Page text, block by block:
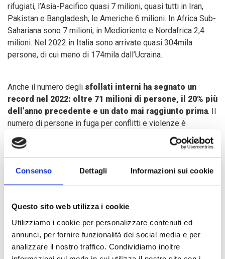
Consenso Dettagli Informazioni sui cookie
Questo sito web utilizza i cookie
Utilizziamo i cookie per personalizzare contenuti ed
annunci, per fornire funzionalità dei social media e per
analizzare il nostro traffico. Condividiamo inoltre
rifugiati, l’Asia-Pacifico quasi 7 milioni, quasi tutti in Iran,
Pakistan e Bangladesh, le Americhe 6 milioni. In Africa Sub-
Sahariana sono 7 milioni, in Medioriente e Nordafrica 2,4
milioni. Nel 2022 in Italia sono arrivate quasi 304mila
persone, di cui meno di 174mila dall’Ucraina.
Anche il numero degli sfollati interni ha segnato un
record nel 2022: oltre 71 milioni di persone, il 20% più
dell’anno precedente e un dato mai raggiunto prima. Il
numero di persone in fuga per conflitti e violenze è
raddoppiato a oltre 28 milioni, toccando i 62 milioni, mentre
quelle fuggite per disastri erano quasi 9 milioni.Quasi due
terzi del totale si trova in 10 Paesi di Medioriente,
Africa e Sudamerica, con unica eccezione europea in
Ucraina.
La risposta di COOPI alle emergenze